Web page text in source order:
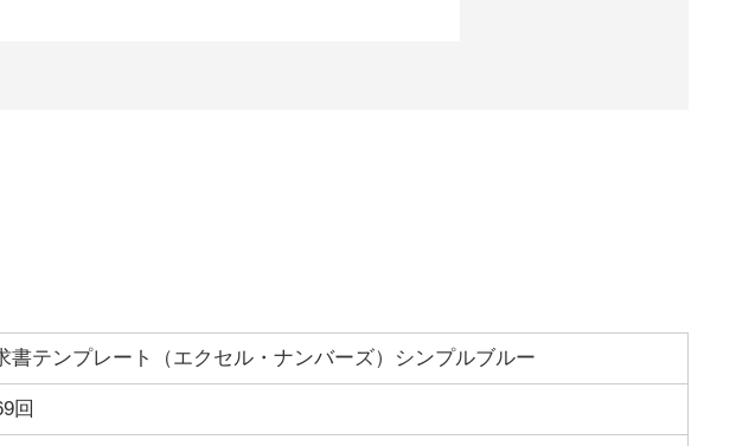
書テンプレート（エクセル・ナンバーズ）シンプルブルー
回